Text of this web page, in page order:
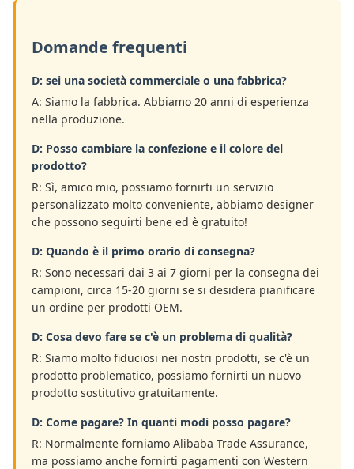
Domande frequenti
D: sei una società commerciale o una fabbrica?
A: Siamo la fabbrica. Abbiamo 20 anni di esperienza
nella produzione.
D: Posso cambiare la confezione e il colore del
prodotto?
R: Sì, amico mio, possiamo fornirti un servizio
personalizzato molto conveniente, abbiamo designer
che possono seguirti bene ed è gratuito!
D: Quando è il primo orario di consegna?
R: Sono necessari dai 3 ai 7 giorni per la consegna dei
campioni, circa 15-20 giorni se si desidera pianificare
un ordine per prodotti OEM.
D: Cosa devo fare se c'è un problema di qualità?
R: Siamo molto fiduciosi nei nostri prodotti, se c'è un
prodotto problematico, possiamo fornirti un nuovo
prodotto sostitutivo gratuitamente.
D: Come pagare? In quanti modi posso pagare?
R: Normalmente forniamo Alibaba Trade Assurance,
ma possiamo anche fornirti pagamenti con Western